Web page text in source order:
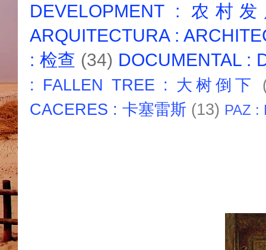
DEVELOPMENT : 农村
ARQUITECTURA :
: 检查 (34) DOCUMENTAL :
: FALLEN TREE : 大树倒下
CACERES : 卡塞雷斯 (13) PAZ :